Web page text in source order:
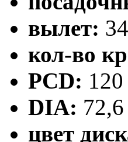
вылет: 34
кол-во
PCD: 120
DIA: 72,6
цвет